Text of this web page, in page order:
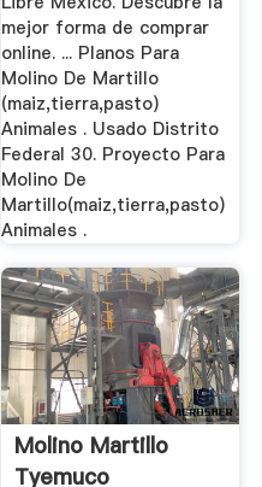
mejor forma de comprar
online. ... Planos Para
Molino De Martillo
(maiz,tierra,pasto)
Animales . Usado Distrito
Federal 30. Proyecto Para
Molino De
Martillo(maiz,tierra,pasto)
Animales .
Molino Martillo
Tyemuco